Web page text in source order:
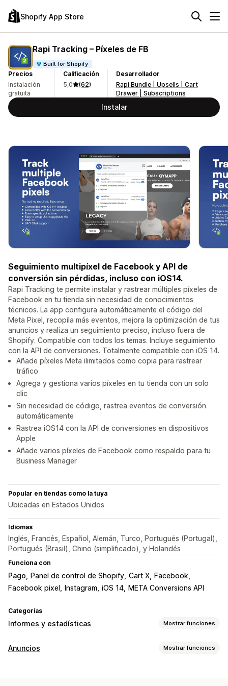
Shopify App Store
Rapi Tracking – Píxeles de FB
Built for Shopify
Precios
Instalación
gratuita
Calificación
5,0
(62)
Desarrollador
Rapi Bundle | Upsells | Cart
Drawer | Subscriptions
Instalar
Seguimiento multipíxel de Facebook y API de
conversión sin pérdidas, incluso con iOS14.
Rapi Tracking te permite instalar y rastrear múltiples píxeles de
Facebook en tu tienda sin necesidad de conocimientos
técnicos. La app configura automáticamente el código del
Meta Pixel, recopila más eventos, mejora la optimización de tus
anuncios y realiza un seguimiento preciso, incluso fuera de
Shopify. Compatible con todos los temas. Incluye seguimiento
con la API de conversiones. Totalmente compatible con iOS 14.
Añade píxeles Meta ilimitados como copia para rastrear
tráfico
Agrega y gestiona varios píxeles en tu tienda con un solo
clic
Sin necesidad de código, rastrea eventos de conversión
automáticamente
Rastrea iOS14 con la API de conversiones en dispositivos
Apple
Añade varios píxeles de Facebook como respaldo para tu
Business Manager
Popular en tiendas como la tuya
Ubicadas en Estados Unidos
Idiomas
Inglés, Francés, Español, Alemán, Turco, Portugués (Portugal),
Portugués (Brasil), Chino (simplificado), y Holandés
Funciona con
Pago Panel de control de Shopify Cart X
Facebook
Facebook pixel
Instagram iOS 14 META Conversions API
Categorías
Informes y estadísticas Mostrar funciones
Comportamiento de los clientes
Anuncios Mostrar funciones